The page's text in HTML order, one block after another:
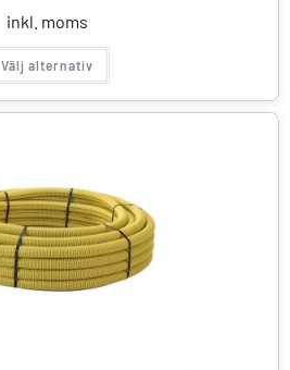
inkl. moms
Välj alternativ